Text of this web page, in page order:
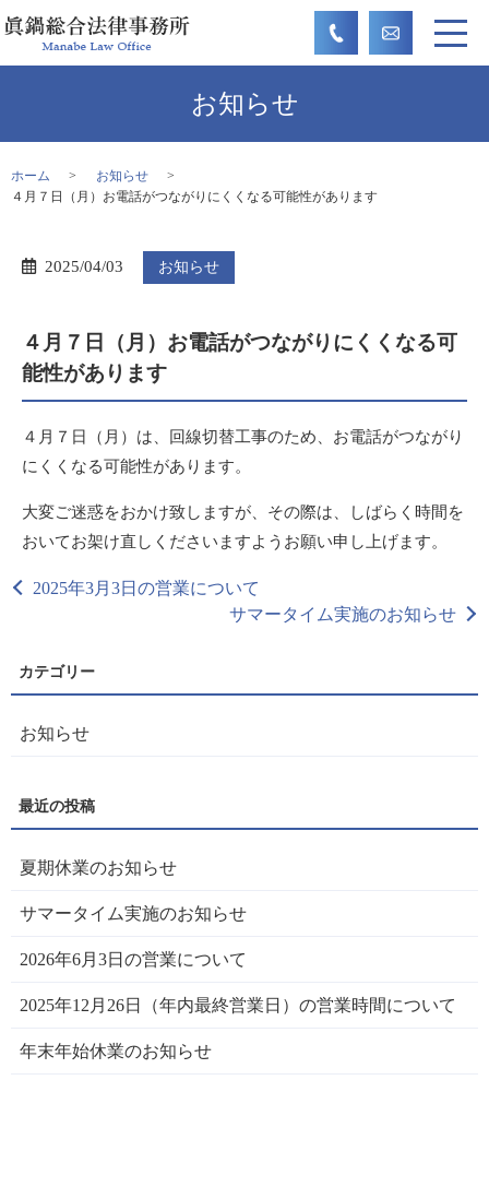
お知らせ
ホーム
お知らせ
４月７日（月）お電話がつながりにくくなる可能性があります
2025/04/03 お知らせ
４月７日（月）お電話がつながりにくくなる可
能性があります
４月７日（月）は、回線切替工事のため、お電話がつながり
にくくなる可能性があります。
大変ご迷惑をおかけ致しますが、その際は、しばらく時間を
おいてお架け直しくださいますようお願い申し上げます。
2025年3月3日の営業について
サマータイム実施のお知らせ
お知らせ
夏期休業のお知らせ
サマータイム実施のお知らせ
2026年6月3日の営業について
2025年12月26日（年内最終営業日）の営業時間について
年末年始休業のお知らせ